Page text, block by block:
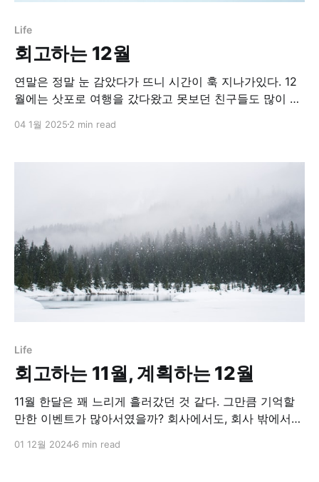
Life
회고하는 12월
연말은 정말 눈 감았다가 뜨니 시간이 훅 지나가있다. 12
월에는 삿포로 여행을 갔다왔고 못보던 친구들도 많이 만
느리게 흘러갔던 것 같다. 그만큼 기억할만한 이벤트가 많
감사할 일들이 참 많았던 것 같다. 회고하는 10월, 계획하
04 1월 2025 2 min read
Life
회고하는 11월, 계획하는 12월
11월 한달은 꽤 느리게 흘러갔던 것 같다. 그만큼 기억할
만한 이벤트가 많아서였을까? 회사에서도, 회사 밖에서의
는 10월, 계획하는 11월오지않을 것 같았던 11월이 드디어
01 12월 20246 min read